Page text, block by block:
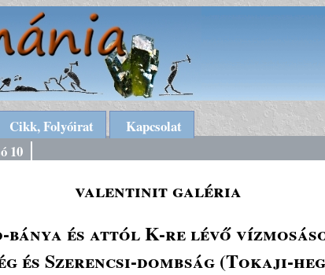
Cikk, Folyóirat
Kapcsolat
10
valentinit galéria
és attól K-re lévő
és Szerencsi-dombság (Tokaji-